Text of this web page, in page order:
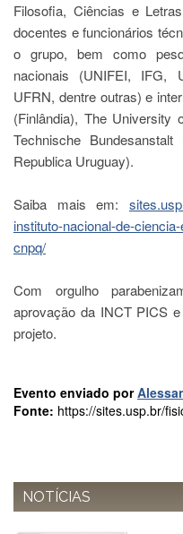
Alunos
Especiais
Apresentação
Atendimento
Online
Auxílio
Pró-
de
Comissão
graduação
Defesas
Editais
Matrícula
Normas
Filosofia, Ciências e
docentes e funcionários
o grupo, bem como
nacionais (UNIFEI, IFG,
UFRN, dentre outras) e
(Finlândia), The University
Technische
Republica Uruguay).
Saiba mais em:
instituto-nacional-de-
cnpq/
Com orgulho
aprovação da INCT PICS
projeto.
Evento enviado por
Fonte: https://sites.usp.br/
NOTÍCIAS